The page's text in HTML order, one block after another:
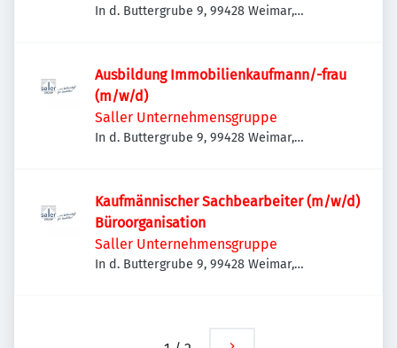
In d. Buttergrube 9, 99428 Weimar,
Ausbildung Immobilienkaufmann/-frau
(m/w/d)
Saller Unternehmensgruppe
In d. Buttergrube 9, 99428 Weimar,
Kaufmännischer Sachbearbeiter (m/w/d)
Büroorganisation
Saller Unternehmensgruppe
In d. Buttergrube 9, 99428 Weimar,